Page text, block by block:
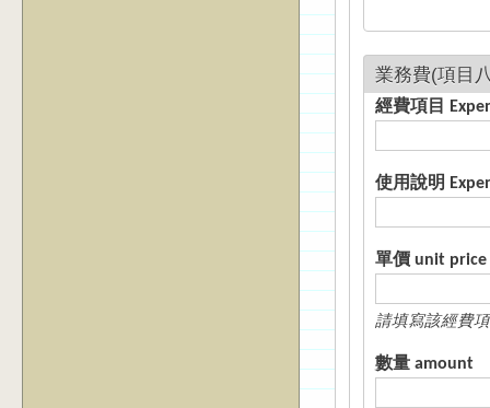
經費項
使用說明
單價 unit price
請填寫該經費
數量 amount